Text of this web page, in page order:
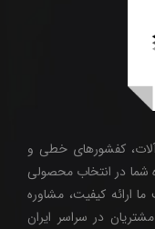
کفشورهای خطی و
شما در انتخاب محصولی
ارائه کیفیت، مشاوره
در سراسر ایران